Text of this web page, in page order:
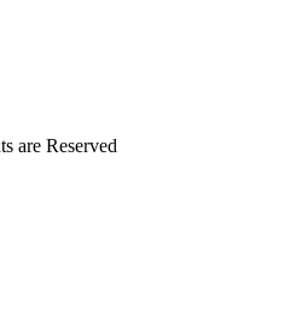
are Reserved